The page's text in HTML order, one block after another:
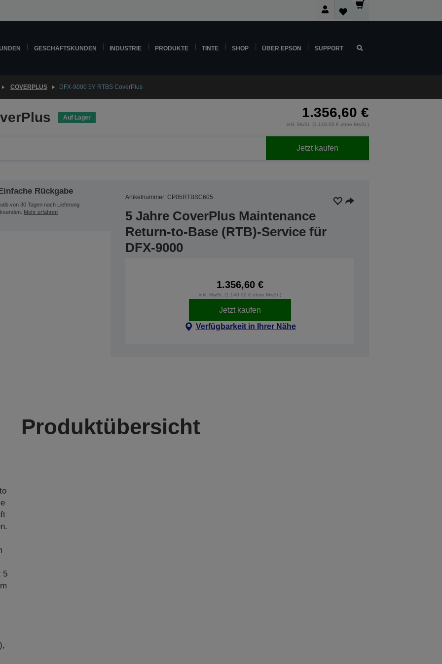
GESCHÄFTSKUNDEN INDUSTRIE PRODUKTE TINTE SHOP ÜBER EPSON SUPPORT
COVERPLUS DFX-9000 5Y RTBS CoverPlus
Auf Lager 1.356,60 €
inkl. MwSt. (1.140,00 € ohne MwSt.)
Jetzt kaufen
Rückgabe
von 30 Tagen nach Lieferung
Mehr erfahren
Artikelnummer: CP05RTBSC605
5 Jahre CoverPlus Maintenance
Return-to-Base (RTB)-Service für
DFX-9000
1.356,60 €
inkl. MwSt. (1.140,00 € ohne MwSt.)
Jetzt kaufen
Verfügbarkeit in Ihrer Nähe
Produktübersicht
5